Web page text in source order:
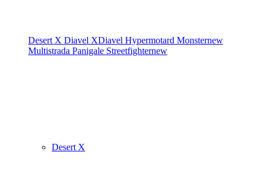
Desert X Diavel XDiavel Hypermotard Monsternew
Multistrada Panigale Streetfighternew
Desert X